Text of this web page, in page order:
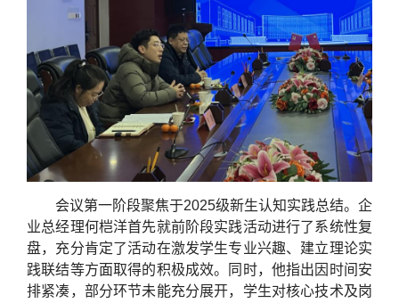
会议第一阶段聚焦于2025级新生认知实践总结。企
业总经理何桤洋首先就前阶段实践活动进行了系统性复
盘，充分肯定了活动在激发学生专业兴趣、建立理论实
践联结等方面取得的积极成效。同时，他指出因时间安
排紧凑，部分环节未能充分展开，学生对核心技术及岗